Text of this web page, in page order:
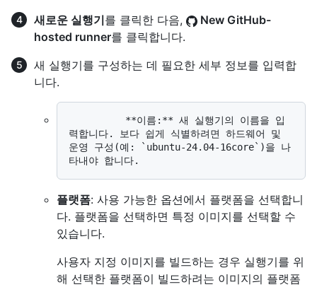
새로운 실행기를 클릭한 다음,
New GitHub-
hosted runner를 클릭합니다.
새 실행기를 구성하는 데 필요한 세부 정보를 입력합
니다.
력합니다. 보다 쉽게 식별하려면 하드웨어 및
운영 구성(예: `ubuntu-24.04-16core`)을 나
플랫폼: 사용 가능한 옵션에서 플랫폼을 선택합니
다. 플랫폼을 선택하면 특정 이미지를 선택할 수
있습니다.
사용자 지정 이미지를 빌드하는 경우 실행기를 위
해 선택한 플랫폼이 빌드하려는 이미지의 플랫폼